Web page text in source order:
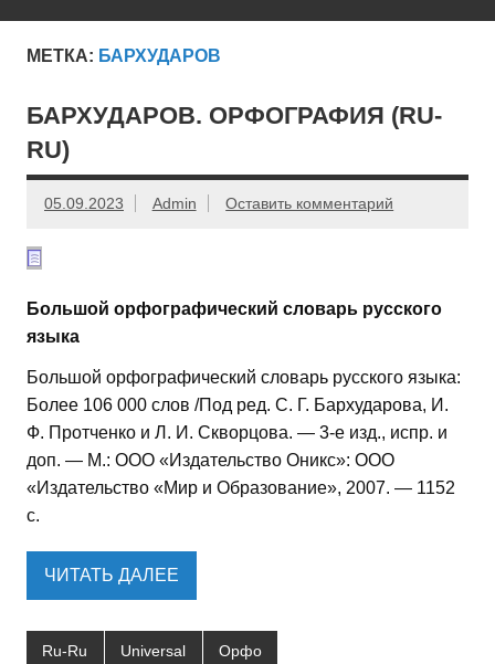
МЕТКА: БАРХУДАРОВ
БАРХУДАРОВ. ОРФОГРАФИЯ (RU-
RU)
05.09.2023 Admin Оставить комментарий
Большой орфографический словарь русского
языка
Большой орфографический словарь русского языка:
Более 106 000 слов /Под ред. С. Г. Бархударова, И.
Ф. Протченко и Л. И. Скворцова. — 3-е изд., испр. и
доп. — М.: ООО «Издательство Оникс»: ООО
«Издательство «Мир и Образование», 2007. — 1152
с.
ЧИТАТЬ ДАЛЕЕ
Ru-Ru Universal Орфо